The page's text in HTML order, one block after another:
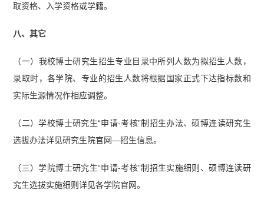
取资格、入学资格或学籍。
八、其它
（一）我校博士研究生招生专业目录中所列人数为拟招生人数，
录取时，各学院、专业的招生人数将根据国家正式下达指标数和
实际生源情况作相应调整。
（二）学校博士研究生“申请-考核”制招生办法、硕博连读研究生
选拔办法详见研究生院官网—招生信息。
（三）学院博士研究生“申请-考核”制招生实施细则、硕博连读研
究生选拔实施细则详见各学院官网。